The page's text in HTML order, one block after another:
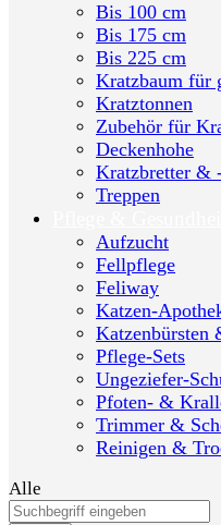
Bis 100 cm
Bis 175 cm
Bis 225 cm
Kratzbaum für
Kratztonnen
Zubehör für
Deckenhohe
Kratzbretter &
Treppen
Aufzucht
Fellpflege
Feliway
Katzen-
Katzenbürsten
Pflege-Sets
Ungeziefer-
Pfoten- &
Trimmer &
Reinigen &
Alle